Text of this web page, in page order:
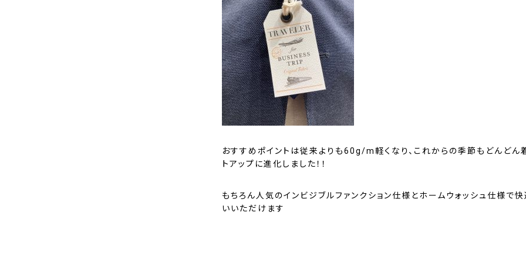
おすすめポイントは従来よりも60g/m軽くなり、これからの季節もどんどん
トアップに進化しました！！
もちろん人気のインビジブルファンクション仕様とホームウォッシュ仕様で
いいただけます